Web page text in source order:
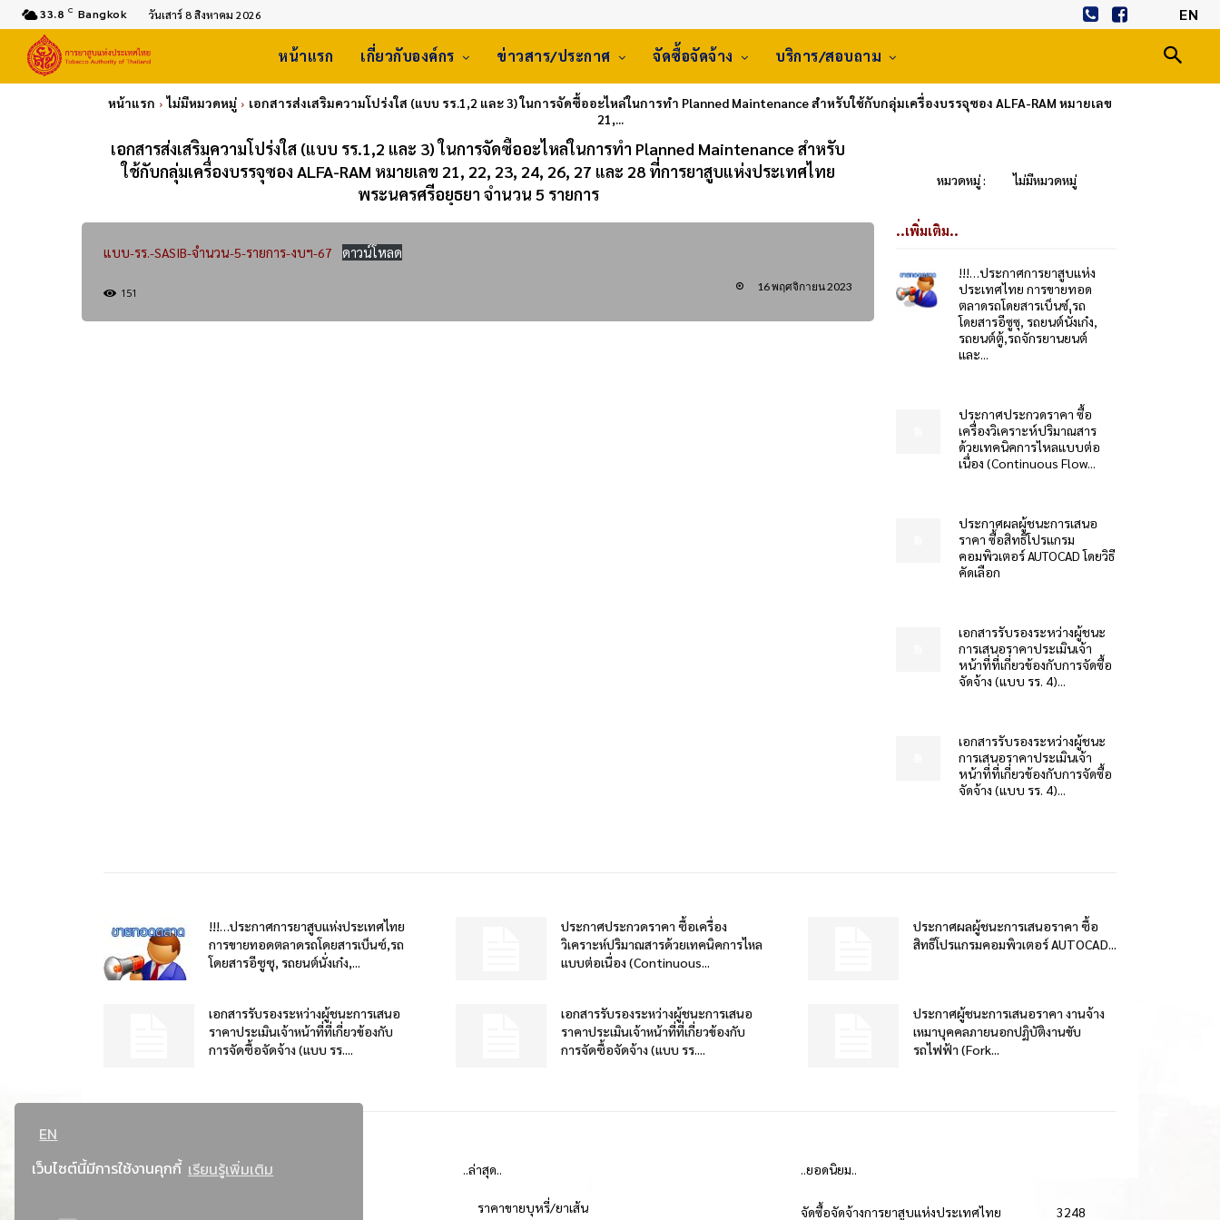
EN
เว็บไซต์นี้มีการใช้งานคุกกี้ เรียนรู้เพิ่มเติม
33.8 C Bangkok วันเสาร์ 8 สิงหาคม 2026 EN
หน้าแรก เกี่ยวกับองค์กร ข่าวสาร/ประกาศ จัดซื้อจัดจ้าง บริการ/สอบถาม
หน้าแรก ไม่มีหมวดหมู่
เอกสารส่งเสริมความโปร่งใส (แบบ รร.1,2 และ 3) ในการจัดซื้ออะไหล่ในการทำ Planned Maintenance สำหรับใช้กับกลุ่มเครื่องบรรจุซอง ALFA-RAM หมายเลข
21,...
เอกสารส่งเสริมความโปร่งใส (แบบ รร.1,2 และ 3) ในการจัดซื้ออะไหล่ในการทำ Planned Maintenance สำหรับ
ใช้กับกลุ่มเครื่องบรรจุซอง ALFA-RAM หมายเลข 21, 22, 23, 24, 26, 27 และ 28 ที่การยาสูบแห่งประเทศไทย
พระนครศรีอยุธยา จำนวน 5 รายการ
หมวดหมู่ : ไม่มีหมวดหมู่
แบบ-รร.-SASIB-จำนวน-5-รายการ-งบฯ-67 ดาวน์โหลด
151 16 พฤศจิกายน 2023
..เพิ่มเติม..
!!!…ประกาศการยาสูบแห่ง
ประเทศไทย การขายทอด
ตลาดรถโดยสารเบ็นซ์,รถ
โดยสารอีซูซุ, รถยนต์นั่งเก๋ง,
รถยนต์ตู้,รถจักรยานยนต์
และ...
ประกาศประกวดราคา ซื้อ
เครื่องวิเคราะห์ปริมาณสาร
ด้วยเทคนิคการไหลแบบต่อ
เนื่อง (Continuous Flow...
ประกาศผลผู้ชนะการเสนอ
ราคา ซื้อสิทธิโปรแกรม
คอมพิวเตอร์ AUTOCAD โดยวิธี
คัดเลือก
เอกสารรับรองระหว่างผู้ชนะ
การเสนอราคาประเมินเจ้า
หน้าที่ที่เกี่ยวข้องกับการจัดซื้อ
จัดจ้าง (แบบ รร. 4)...
เอกสารรับรองระหว่างผู้ชนะ
การเสนอราคาประเมินเจ้า
หน้าที่ที่เกี่ยวข้องกับการจัดซื้อ
จัดจ้าง (แบบ รร. 4)...
!!!…ประกาศการยาสูบแห่งประเทศไทย
การขายทอดตลาดรถโดยสารเบ็นซ์,รถ
โดยสารอีซูซุ, รถยนต์นั่งเก๋ง,...
ประกาศประกวดราคา ซื้อเครื่อง
วิเคราะห์ปริมาณสารด้วยเทคนิคการไหล
แบบต่อเนื่อง (Continuous...
ประกาศผลผู้ชนะการเสนอราคา ซื้อ
สิทธิโปรแกรมคอมพิวเตอร์ AUTOCAD...
เอกสารรับรองระหว่างผู้ชนะการเสนอ
ราคาประเมินเจ้าหน้าที่ที่เกี่ยวข้องกับ
การจัดซื้อจัดจ้าง (แบบ รร....
เอกสารรับรองระหว่างผู้ชนะการเสนอ
ราคาประเมินเจ้าหน้าที่ที่เกี่ยวข้องกับ
การจัดซื้อจัดจ้าง (แบบ รร....
ประกาศผู้ชนะการเสนอราคา งานจ้าง
เหมาบุคคลภายนอกปฏิบัติงานขับ
รถไฟฟ้า (Fork...
..ล่าสุด..
ราคาขายบุหรี่/ยาเส้น
..ยอดนิยม..
จัดซื้อจัดจ้างการยาสูบแห่งประเทศไทย 3248